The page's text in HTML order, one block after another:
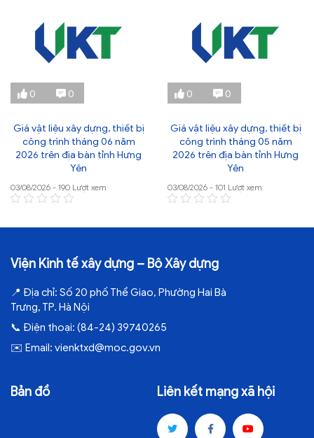
0 0
Giá vật liệu xây dựng, thiết bị
công trình tháng 06 năm
2026 trên địa bàn tỉnh Hưng
Yên
03/08/2026 - 190 Lượt xem
0 0
Giá vật liệu xây dựng, thiết bị
công trình tháng 05 năm
2026 trên địa bàn tỉnh Hưng
Yên
03/08/2026 - 101 Lượt xem
Viện Kinh tế xây dựng – Bộ Xây dựng
📍 Địa chỉ: Số 20 phố Thể Giao, Phường Hai Bà
Trưng, TP. Hà Nội
📞 Điện thoại: (84-24) 39740265
✉️ Email: vienktxd@moc.gov.vn
Bản đồ Liên kết mạng xã hội